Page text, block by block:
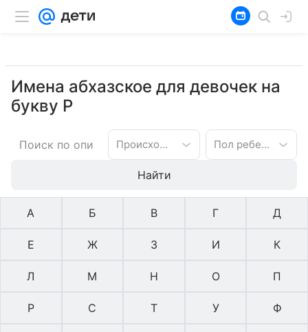
Имена абхазское для девочек на
букву Р
Происхождение имени Пол ребенка
Найти
А Б В Г Д
Е Ж З И К
Л М Н О П
Р С Т У Ф